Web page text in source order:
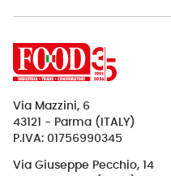
Via Mazzini, 6
43121 - Parma (ITALY)
P.IVA: 01756990345
Via Giuseppe Pecchio, 14